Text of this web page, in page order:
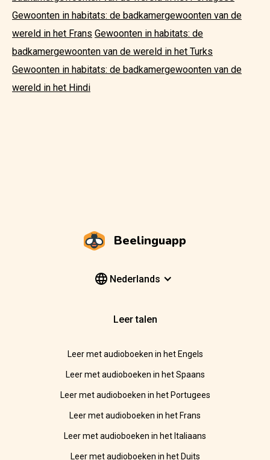
Gewoonten in habitats: de badkamergewoonten van de
wereld in het Frans Gewoonten in habitats: de
badkamergewoonten van de wereld in het Turks
Gewoonten in habitats: de badkamergewoonten van de
wereld in het Hindi
Beelinguapp
Nederlands
Leer talen
Leer met audioboeken in het Engels
Leer met audioboeken in het Spaans
Leer met audioboeken in het Portugees
Leer met audioboeken in het Frans
Leer met audioboeken in het Italiaans
Leer met audioboeken in het Duits